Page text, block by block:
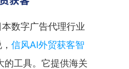
数字广告代理行业
信风AI外贸获客智
的工具。它提供海关